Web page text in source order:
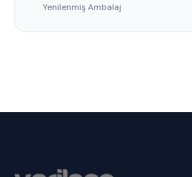
Yenilenmiş Ambalaj